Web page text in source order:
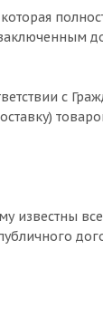
заключенным
с
известны